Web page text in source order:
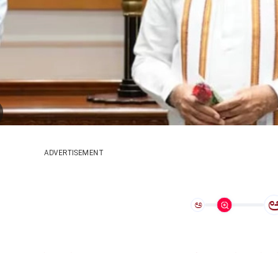
ADVERTISEMENT
ಅ